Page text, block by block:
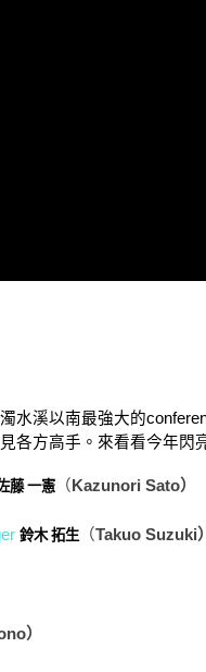
水溪以南最強大的
各方高手。來看看今年閃
藤 一憲 （ Kazunori Sato）
鈴木 拓生 （Takuo Suzuki）
）